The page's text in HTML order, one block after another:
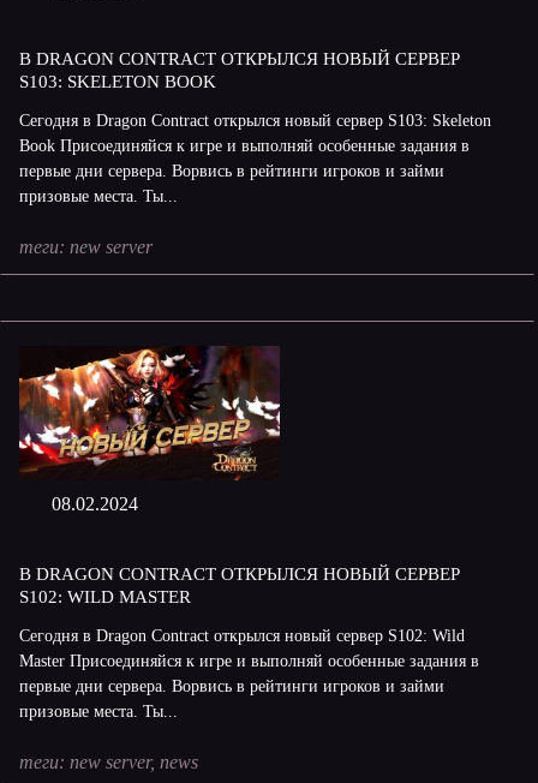
В DRAGON CONTRACT ОТКРЫЛСЯ НОВЫЙ СЕРВЕР
S103: SKELETON BOOK
Сегодня в Dragon Contract открылся новый сервер S103: Skeleton
Book Присоединяйся к игре и выполняй особенные задания в
первые дни сервера. Ворвись в рейтинги игроков и займи
призовые места. Ты...
теги: new server
08.02.2024
В DRAGON CONTRACT ОТКРЫЛСЯ НОВЫЙ СЕРВЕР
S102: WILD MASTER
Сегодня в Dragon Contract открылся новый сервер S102: Wild
Master Присоединяйся к игре и выполняй особенные задания в
первые дни сервера. Ворвись в рейтинги игроков и займи
призовые места. Ты...
теги: new server, news